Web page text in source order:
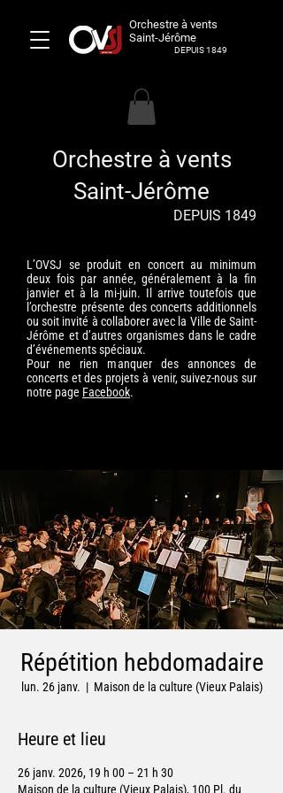
Orchestre à vents
Saint-Jérôme
DEPUIS 1849
Orchestre à vents
Saint-Jérôme
DEPUIS 1849
L’OVSJ se produit en concert au minimum
deux fois par année, généralement à la fin
janvier et à la mi-juin. Il arrive toutefois que
l’orchestre présente des concerts additionnels
ou soit invité à collaborer avec la Ville de Saint-
Jérôme et d’autres organismes dans le cadre
d’événements spéciaux.
Pour ne rien manquer des annonces de
concerts et des projets à venir, suivez-nous sur
notre page Facebook.
Répétition hebdomadaire
lun. 26 janv.
  |
Maison de la culture (Vieux Palais)
Heure et lieu
26 janv. 2026, 19 h 00 – 21 h 30
Maison de la culture (Vieux Palais), 100 Pl. du